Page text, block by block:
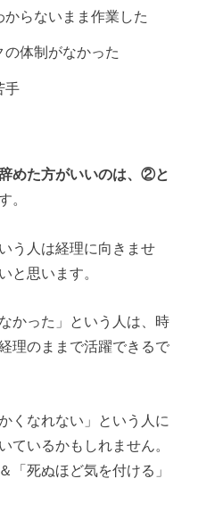
らないまま作業した
の体制がなかった
手
辞めた方がいいのは、②と
。
う人は経理に向きませ
と思います。
かった」という人は、時
理のままで活躍できるで
くなれない」という人に
ているかもしれません。
「死ぬほど気を付ける」